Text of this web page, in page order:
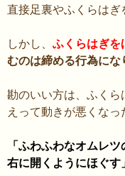
直接足裏やふくらはぎ
しかし、 ふくらはぎを
むのは締める行為にな
勘のいい方は、ふく
えって動きが悪くなっ
「ふわふわなオムレ
右に開くようにほぐす